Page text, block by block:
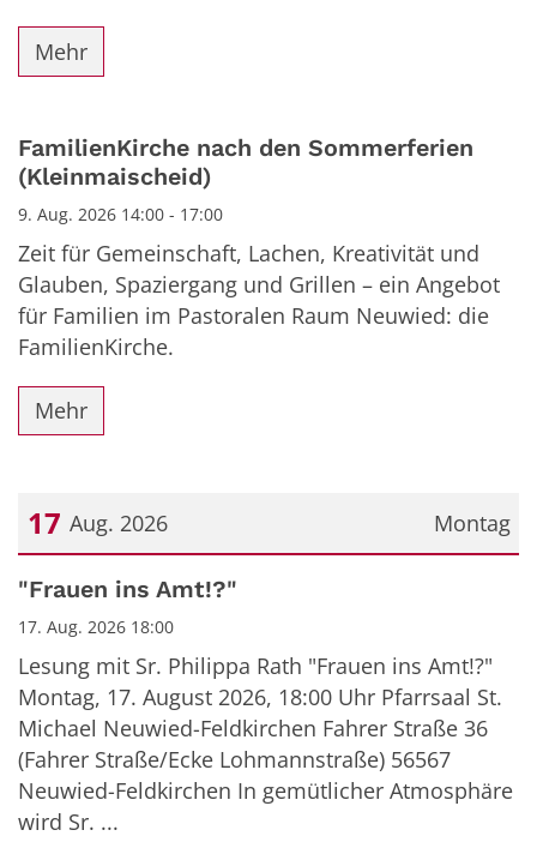
Mehr
FamilienKirche nach den Sommerferien
(Kleinmaischeid)
9. Aug. 2026 14:00 - 17:00
Zeit für Gemeinschaft, Lachen, Kreativität und
Glauben, Spaziergang und Grillen – ein Angebot
für Familien im Pastoralen Raum Neuwied: die
FamilienKirche.
Mehr
Montag
17 Aug. 2026
Datum: 17. August 2026
"Frauen ins Amt!?"
17. Aug. 2026 18:00
Lesung mit Sr. Philippa Rath "Frauen ins Amt!?"
Montag, 17. August 2026, 18:00 Uhr Pfarrsaal St.
Michael Neuwied-Feldkirchen Fahrer Straße 36
(Fahrer Straße/Ecke Lohmannstraße) 56567
Neuwied-Feldkirchen In gemütlicher Atmosphäre
wird Sr. ...